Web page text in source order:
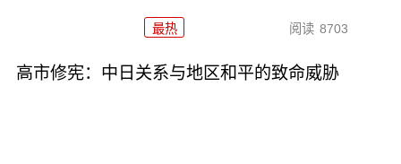
最热 阅读 8703
高市修宪：中日关系与地区和平的致命威胁